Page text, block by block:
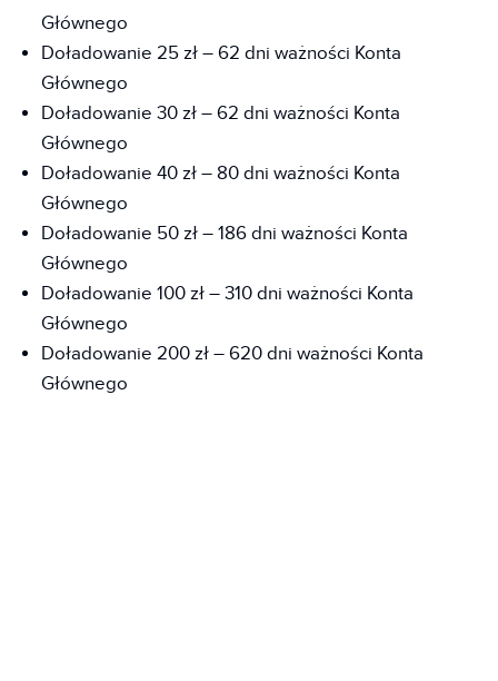
Głównego
Doładowanie 25 zł – 62 dni ważności Konta
Głównego
Doładowanie 30 zł – 62 dni ważności Konta
Głównego
Doładowanie 40 zł – 80 dni ważności Konta
Głównego
Doładowanie 50 zł – 186 dni ważności Konta
Głównego
Doładowanie 100 zł – 310 dni ważności Konta
Głównego
Doładowanie 200 zł – 620 dni ważności Konta
Głównego